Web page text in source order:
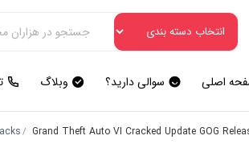
اصلی سوالی دارید؟ وبلاگ
/ Grand Theft Auto VI Cracked Update GOG